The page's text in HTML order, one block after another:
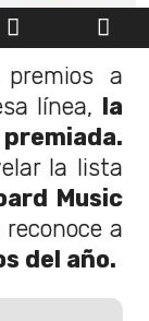
a
línea, la
la lista
Music
a
del año.